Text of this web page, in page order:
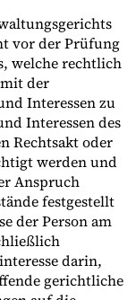
vor der Prüfung
welche rechtlich
der
Interessen zu
Interessen des
Rechtsakt oder
werden und
Anspruch
festgestellt
der Person am
darin,
gerichtliche